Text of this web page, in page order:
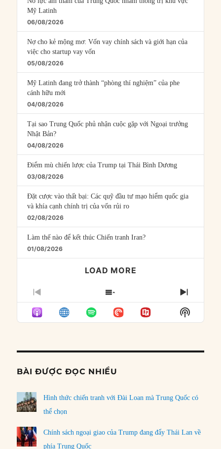
Mỹ Latinh
06/08/2026
Nợ cho kẻ mộng mơ: Vốn vay chính sách và giới hạn của
việc cho startup vay vốn
05/08/2026
Mỹ Latinh đang trở thành “phòng thí nghiệm” của phe
cánh hữu mới
04/08/2026
Tại sao Trung Quốc phủ nhận cuộc gặp với Ngoại trưởng
Nhật Bản?
04/08/2026
Điểm mù chiến lược của Trump tại Thái Bình Dương
03/08/2026
Đặt cược vào thất bại: Các quỹ đầu tư mạo hiểm quốc gia
và khía cạnh chính trị của vốn rủi ro
02/08/2026
Làm thế nào để kết thúc Chiến tranh Iran?
01/08/2026
LOAD MORE
PREVIOUS
EPISODE
SHOW
EPISODES
LIST
NEXT
Show
Podcast
BÀI ĐƯỢC ĐỌC NHIỀU
Hình thức chiến tranh với Đài Loan mà Trung Quốc có
thể chọn
Chính sách ngoại giao của Trump đang đẩy Thái Lan về
phía Trung Quốc